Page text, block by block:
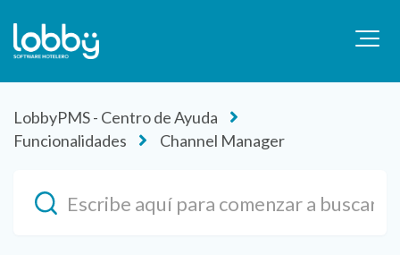
LobbyPMS - Centro de Ayuda
Funcionalidades
Channel Manager